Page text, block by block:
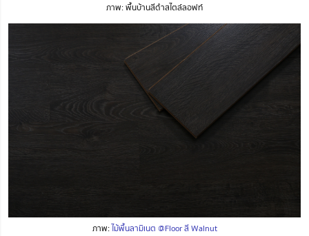
ภาพ: พื้นบ้านสีดำสไตล์ลอฟท์
ภาพ:ไม้พื้นลามิเนต @Floor สี Walnut